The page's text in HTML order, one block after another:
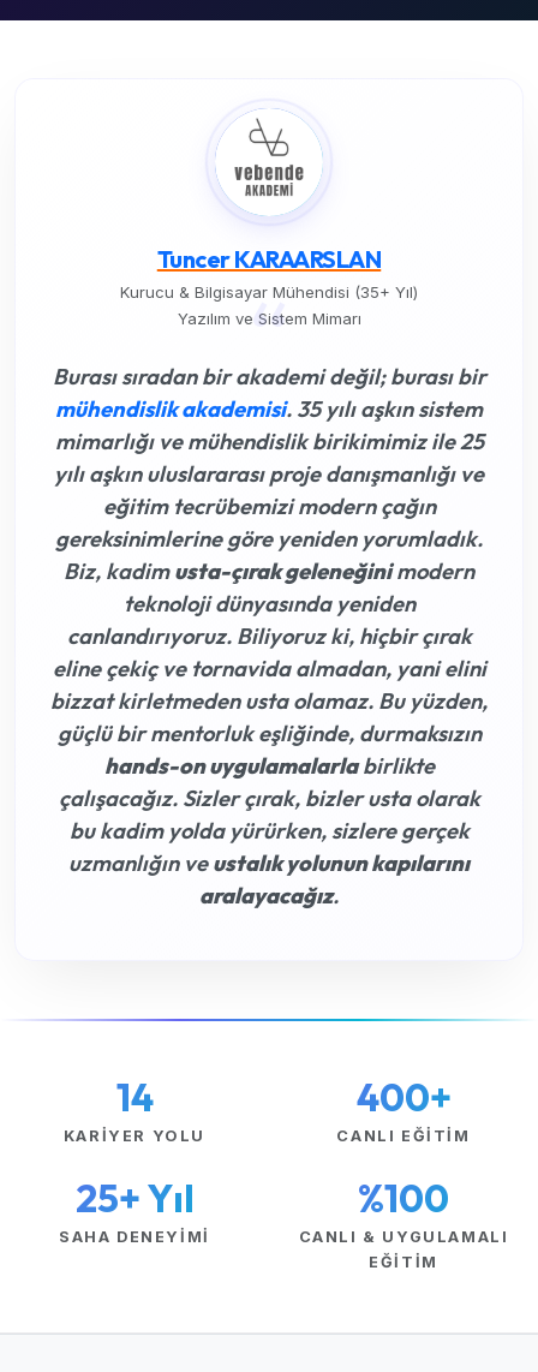
Tuncer KARAARSLAN
Kurucu & Bilgisayar Mühendisi (35+ Yıl)
Yazılım ve Sistem Mimarı
“
Burası sıradan bir akademi değil; burası bir
mühendislik akademisi. 35 yılı aşkın sistem
mimarlığı ve mühendislik birikimimiz ile 25
yılı aşkın uluslararası proje danışmanlığı ve
eğitim tecrübemizi modern çağın
gereksinimlerine göre yeniden yorumladık.
Biz, kadimusta-çırak geleneğinimodern
teknoloji dünyasında yeniden
canlandırıyoruz. Biliyoruz ki, hiçbir çırak
eline çekiç ve tornavida almadan, yani elini
bizzat kirletmeden usta olamaz. Bu yüzden,
güçlü bir mentorluk eşliğinde, durmaksızın
hands-on uygulamalarlabirlikte
çalışacağız. Sizler çırak, bizler usta olarak
bu kadim yolda yürürken, sizlere gerçek
uzmanlığın veustalık yolunun kapılarını
aralayacağız.
14
KARIYER YOLU
400+
CANLI EĞITIM
25+ Yıl
SAHA DENEYIMI
%100
CANLI & UYGULAMALI
EĞITIM